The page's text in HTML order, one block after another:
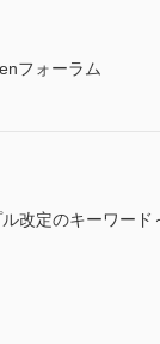
フォーラム
定のキーワード